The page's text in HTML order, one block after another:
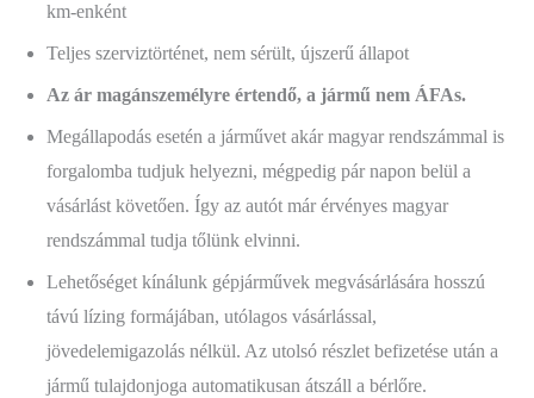
km-enként
Teljes szerviztörténet, nem sérült, újszerű állapot
Az ár magánszemélyre értendő, a jármű nem ÁFAs.
Megállapodás esetén a járművet akár magyar rendszámmal is
forgalomba tudjuk helyezni, mégpedig pár napon belül a
vásárlást követően. Így az autót már érvényes magyar
rendszámmal tudja tőlünk elvinni.
Lehetőséget kínálunk gépjárművek megvásárlására hosszú
távú lízing formájában, utólagos vásárlással,
jövedelemigazolás nélkül. Az utolsó részlet befizetése után a
jármű tulajdonjoga automatikusan átszáll a bérlőre.